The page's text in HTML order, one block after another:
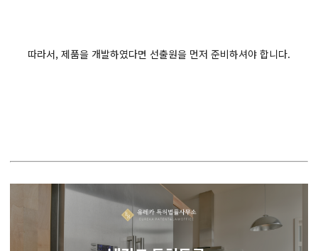
따라서, 제품을 개발하였다면 선출원을 먼저 준비하셔야 합니다.